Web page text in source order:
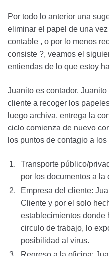
Por todo lo anterior una
eliminar el papel de una
contable , o por lo menos
consiste ?, veamos el
entiendas de lo que estoy
Juanito es contador,
cliente a recoger los
luego archiva, entrega la
ciclo comienza de nuevo
los puntos de contagio a
Transporte público/
por los documentos a la
Empresa del cliente:
Cliente y por el solo
establecimientos donde
circulo de trabajo, lo
posibilidad al virus.
Regreso a la oficina: